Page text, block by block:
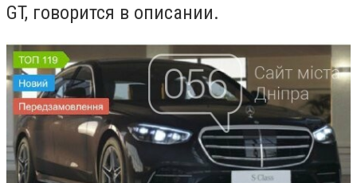
GT, говорится в описании.